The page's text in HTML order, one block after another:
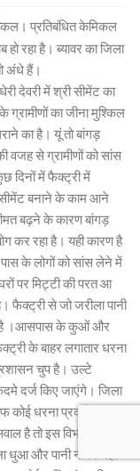
प्रतिबंधित केमिकल
रहा है। ब्यावर का जिला
अंधे हैं।
देवरी में श्री सीमेंट का
का जीना मुश्किल
का है। यूं तो बांगड़
वजह से ग्रामीणों को सांस
दिनों में फैक्ट्री में
सीमेंट बनाने के काम आने
बढ़ने के कारण बांगड़
कर रहा है। यही कारण है
के लोगों को सांस लेने में
पर मिट्टी की परत आ
फैक्ट्री से जो जरीला पानी
है ।आसपास के कुओं और
के बाहर लगातार धरना
चुप है। उल्टे
दर्ज किए जाएंगे। जिला
धरना प्रदर्शन हो।
है तो इस विभाग के
धुआ और पानी नजर नही